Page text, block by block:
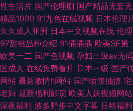
性生活片 国产伦理剧 国产精品无套
精品1000 91九色在线视频 日本伦理
久久成人亚洲 日本中文视频在线 伦
97甜桃品种介绍 91插插插 欧美SE第
欧美一二 国产色视频 孕妇三级av无码
区成人 在线免费看片 日本一级 国产
网站 最新激情h网站 国产喷浆抽搐
老妇 最新福利影院 欧美人妖视频网站
深夜福利 波多野步中文字幕 日韩福